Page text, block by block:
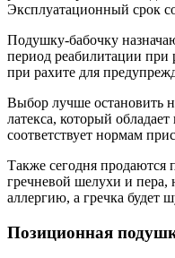
Эксплуатационный срок
Подушку-бабочку
период реабилитации при
при рахите для
Выбор лучше остановить
латекса, который
соответствует нормам
Также сегодня продаются
гречневой шелухи и пера,
аллергию, а гречка
Позиционная